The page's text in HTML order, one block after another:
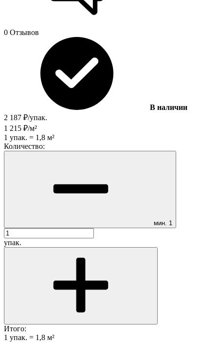
0 Отзывов
В наличии
2 187 ₽/упак.
1 215 ₽/м²
1 упак. = 1,8 м²
Количество:
мин. 1
упак.
Итого:
1 упак. = 1,8 м²